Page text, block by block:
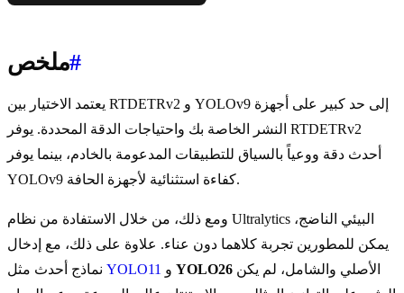
ملخص#
يعتمد الاختيار بين RTDETRv2 و YOLOv9 إلى حد كبير على أجهزة
النشر الخاصة بك واحتياجات الدقة المحددة. يوفر RTDETRv2
أحدث دقة ووعياً بالسياق للتطبيقات المدعومة بالخادم، بينما يوفر
YOLOv9 كفاءة استثنائية لأجهزة الحافة.
ومع ذلك، من خلال الاستفادة من نظام Ultralytics البيئي الناضج،
يمكن للمطورين تجربة كلاهما دون عناء. علاوة على ذلك، مع إدخال
YOLO11 YOLO26